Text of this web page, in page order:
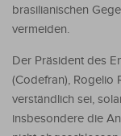
brasilianischen
vermeiden.
Der Präsident des
(Codefran), Rogelio
verständlich sei,
insbesondere die